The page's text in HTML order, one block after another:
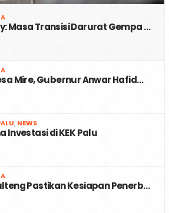
Masa Transisi Darurat Gempa …
Mire, Gubernur Anwar Hafid…
, NEWS
Investasi di KEK Palu
Pastikan Kesiapan Penerb…